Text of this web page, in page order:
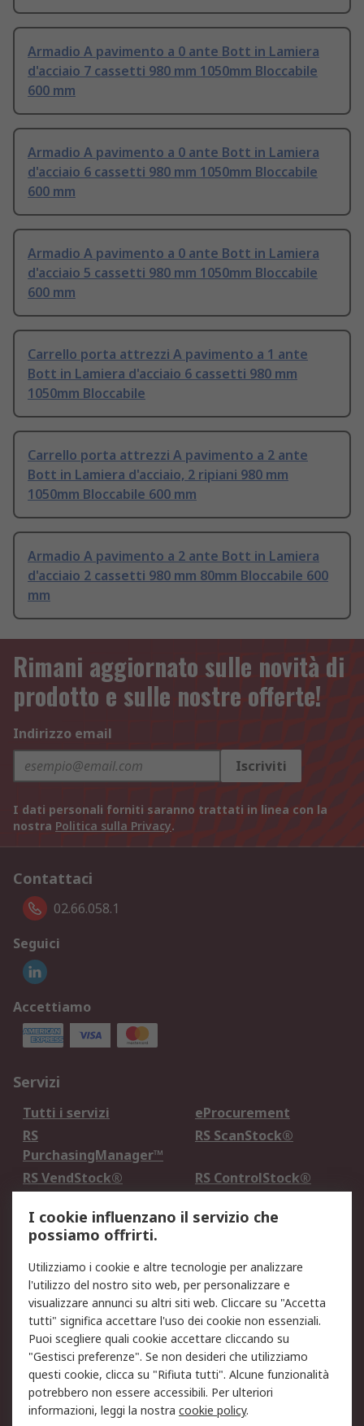
Armadio A pavimento a 0 ante Bott in Lamiera
d'acciaio 7 cassetti 980 mm 1050mm Bloccabile
600 mm
Armadio A pavimento a 0 ante Bott in Lamiera
d'acciaio 6 cassetti 980 mm 1050mm Bloccabile
600 mm
Armadio A pavimento a 0 ante Bott in Lamiera
d'acciaio 5 cassetti 980 mm 1050mm Bloccabile
600 mm
Carrello porta attrezzi A pavimento a 1 ante
Bott in Lamiera d'acciaio 6 cassetti 980 mm
1050mm Bloccabile
Carrello porta attrezzi A pavimento a 2 ante
Bott in Lamiera d'acciaio, 2 ripiani 980 mm
1050mm Bloccabile 600 mm
Armadio A pavimento a 2 ante Bott in Lamiera
d'acciaio 2 cassetti 980 mm 80mm Bloccabile 600
mm
Rimani aggiornato sulle novità di
prodotto e sulle nostre offerte!
Indirizzo email
Iscriviti
I dati personali forniti saranno trattati in linea con la
nostra Politica sulla Privacy.
Contattaci
02.66.058.1
Seguici
Accettiamo
Servizi
Tutti i servizi
eProcurement
RS
PurchasingManager™
RS ScanStock®
RS VendStock®
RS ControlStock®
Legale
Informativa Cookie
Informativa Privacy -
Aggiornata
Email Security
Termini d'uso
Condizioni di vendita
Condizioni generali di
servizio
Etica e responsabilità
Chi Siamo
I cookie influenzano il servizio che
possiamo offrirti.
Utilizziamo i cookie e altre tecnologie per analizzare
l'utilizzo del nostro sito web, per personalizzare e
visualizzare annunci su altri siti web. Cliccare su "Accetta
tutti" significa accettare l'uso dei cookie non essenziali.
Puoi scegliere quali cookie accettare cliccando su
"Gestisci preferenze". Se non desideri che utilizziamo
questi cookie, clicca su "Rifiuta tutti". Alcune funzionalità
potrebbero non essere accessibili. Per ulteriori
informazioni, leggi la nostra cookie policy.